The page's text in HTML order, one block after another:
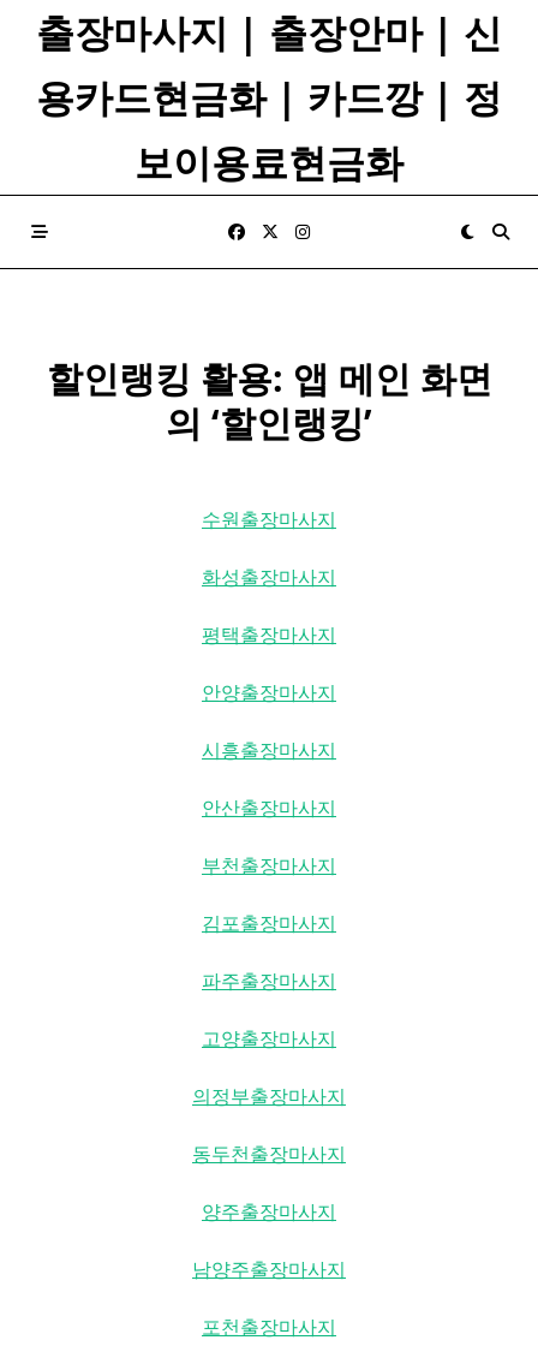
출장마사지 | 출장안마 | 신
용카드현금화 | 카드깡 | 정
보이용료현금화
할인랭킹 활용: 앱 메인 화면
의 ‘할인랭킹’
수원출장마사지
화성출장마사지
평택출장마사지
안양출장마사지
시흥출장마사지
안산출장마사지
부천출장마사지
김포출장마사지
파주출장마사지
고양출장마사지
의정부출장마사지
동두천출장마사지
양주출장마사지
남양주출장마사지
포천출장마사지